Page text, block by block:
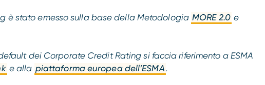
è stato emesso sulla base della Metodologia MORE 2.0 e
dei Corporate Credit Rating si faccia riferimento a ESMA
e alla piattaforma europea dell’ESMA.